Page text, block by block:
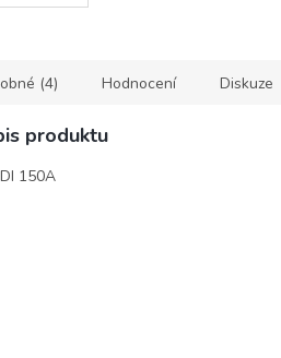
(4) Hodnocení Diskuze
produktu
150A